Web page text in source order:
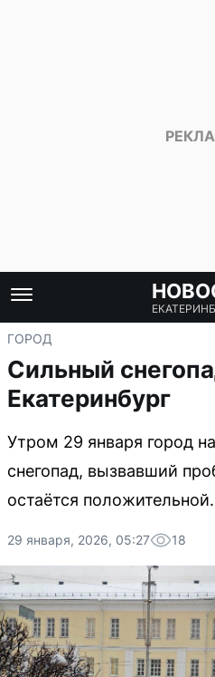
ГОРОД
Сильный
Екатеринбург
Утром 29 января город
снегопад, вызвавший
остаётся положительной.
29 января, 2026, 05:27 18